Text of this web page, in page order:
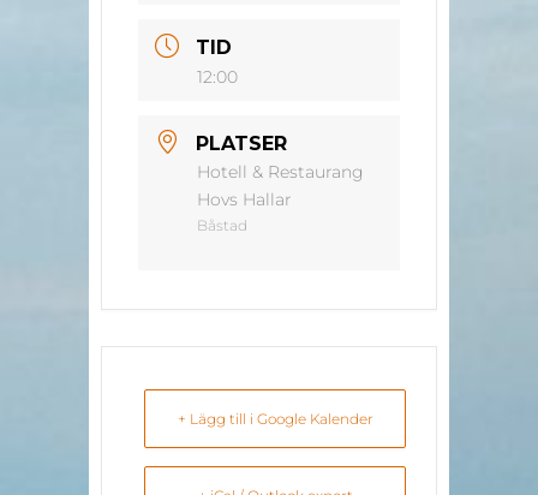
TID
12:00
PLATSER
Hotell & Restaurang
Hovs Hallar
Båstad
+ Lägg till i Google Kalender